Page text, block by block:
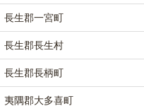
長生郡一宮町
長生郡長生村
長生郡長柄町
夷隅郡大多喜町